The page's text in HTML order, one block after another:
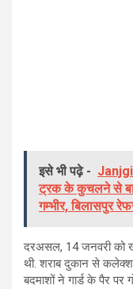
इसे भी पढ़े -
ट्रक के कुचलने से
गम्भीर, बिलासपुर
दरअसल, 14 जनवरी को
थी. शराब दुकान से
बदमाशों ने गार्ड के पैर पर